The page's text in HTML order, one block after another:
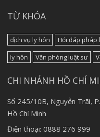
TỪ KHÓA
dịch vụ ly hôn Hỏi đáp pháp
ly hôn
Văn phòng luật sư
CHI NHÁNH HỒ CHÍ
Số 245/10B, Nguyễn Trãi,
Hồ Chí Minh
Điện thoại: 0888 276 999